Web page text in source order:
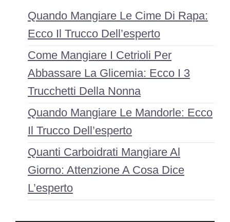
Quando Mangiare Le Cime Di Rapa:
Ecco Il Trucco Dell’esperto
Come Mangiare I Cetrioli Per
Abbassare La Glicemia: Ecco I 3
Trucchetti Della Nonna
Quando Mangiare Le Mandorle: Ecco
Il Trucco Dell’esperto
Quanti Carboidrati Mangiare Al
Giorno: Attenzione A Cosa Dice
L’esperto